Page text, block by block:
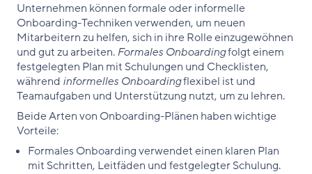
Unternehmen können formale oder informelle
Onboarding-Techniken verwenden, um neuen
Mitarbeitern zu helfen, sich in ihre Rolle einzugewöhnen
und gut zu arbeiten.Formales Onboardingfolgt einem
festgelegten Plan mit Schulungen und Checklisten,
während informelles Onboardingflexibel ist und
Teamaufgaben und Unterstützung nutzt, um zu lehren.
Beide Arten von Onboarding-Plänen haben wichtige
Vorteile:
Formales Onboarding verwendet einen klaren Plan
mit Schritten, Leitfäden und festgelegter Schulung.